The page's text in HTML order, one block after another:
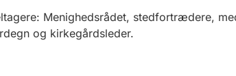
Menighedsrådet, stedfortrædere,
og kirkegårdsleder.